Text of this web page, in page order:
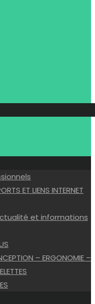
ET LIENS INTERNET
et informations
– ERGONOMIE –